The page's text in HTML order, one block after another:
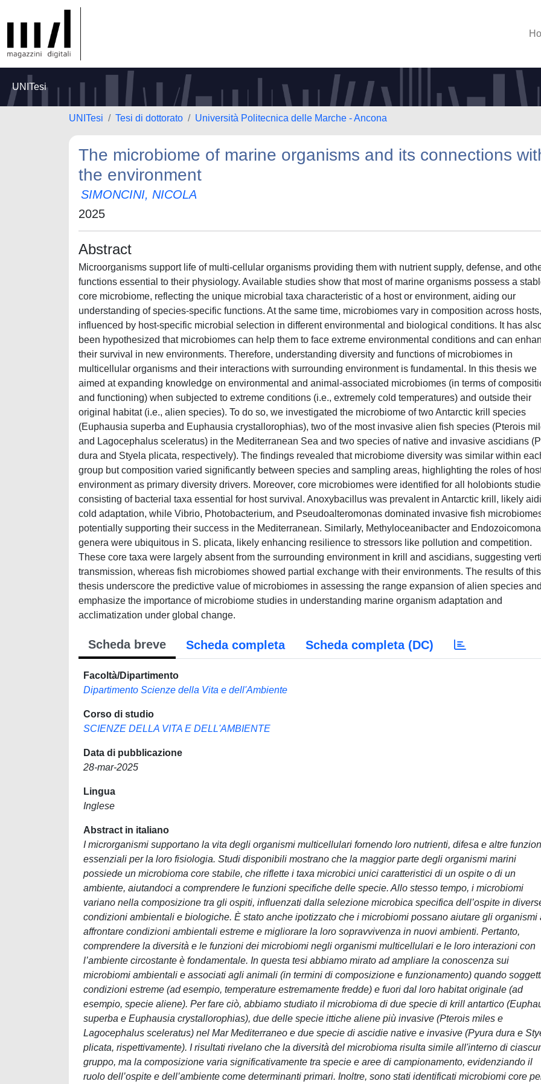
UNITesi
UNITesi Tesi di dottorato Università Politecnica delle Marche - Ancona
The microbiome of marine organisms and its connections
the environment
SIMONCINI, NICOLA
2025
Abstract
Microorganisms support life of multi-cellular organisms providing them with nutrient supply, defense, and
functions essential to their physiology. Available studies show that most of marine organisms possess a
core microbiome, reflecting the unique microbial taxa characteristic of a host or environment, aiding our
understanding of species-specific functions. At the same time, microbiomes vary in composition across hosts,
influenced by host-specific microbial selection in different environmental and biological conditions. It has
been hypothesized that microbiomes can help them to face extreme environmental conditions and can
their survival in new environments. Therefore, understanding diversity and functions of microbiomes in
multicellular organisms and their interactions with surrounding environment is fundamental. In this thesis we
aimed at expanding knowledge on environmental and animal-associated microbiomes (in terms of
and functioning) when subjected to extreme conditions (i.e., extremely cold temperatures) and outside their
original habitat (i.e., alien species). To do so, we investigated the microbiome of two Antarctic krill species
(Euphausia superba and Euphausia crystallorophias), two of the most invasive alien fish species (Pterois
and Lagocephalus sceleratus) in the Mediterranean Sea and two species of native and invasive ascidians
dura and Styela plicata, respectively). The findings revealed that microbiome diversity was similar within
group but composition varied significantly between species and sampling areas, highlighting the roles of
environment as primary diversity drivers. Moreover, core microbiomes were identified for all holobionts
consisting of bacterial taxa essential for host survival. Anoxybacillus was prevalent in Antarctic krill, likely
cold adaptation, while Vibrio, Photobacterium, and Pseudoalteromonas dominated invasive fish
potentially supporting their success in the Mediterranean. Similarly, Methyloceanibacter and
genera were ubiquitous in S. plicata, likely enhancing resilience to stressors like pollution and competition.
These core taxa were largely absent from the surrounding environment in krill and ascidians, suggesting
transmission, whereas fish microbiomes showed partial exchange with their environments. The results of this
thesis underscore the predictive value of microbiomes in assessing the range expansion of alien species and
emphasize the importance of microbiome studies in understanding marine organism adaptation and
acclimatization under global change.
Scheda breve Scheda completa Scheda completa (DC)
Facoltà/Dipartimento
Dipartimento Scienze della Vita e dell'Ambiente
Corso di studio
SCIENZE DELLA VITA E DELL'AMBIENTE
Data di pubblicazione
28-mar-2025
Lingua
Inglese
Abstract in italiano
I microrganismi supportano la vita degli organismi multicellulari fornendo loro nutrienti, difesa e altre
essenziali per la loro fisiologia. Studi disponibili mostrano che la maggior parte degli organismi marini
possiede un microbioma core stabile, che riflette i taxa microbici unici caratteristici di un ospite o di un
ambiente, aiutandoci a comprendere le funzioni specifiche delle specie. Allo stesso tempo, i microbiomi
variano nella composizione tra gli ospiti, influenzati dalla selezione microbica specifica dell’ospite in
condizioni ambientali e biologiche. È stato anche ipotizzato che i microbiomi possano aiutare gli organismi
affrontare condizioni ambientali estreme e migliorare la loro sopravvivenza in nuovi ambienti. Pertanto,
comprendere la diversità e le funzioni dei microbiomi negli organismi multicellulari e le loro interazioni con
l’ambiente circostante è fondamentale. In questa tesi abbiamo mirato ad ampliare la conoscenza sui
microbiomi ambientali e associati agli animali (in termini di composizione e funzionamento) quando
condizioni estreme (ad esempio, temperature estremamente fredde) e fuori dal loro habitat originale (ad
esempio, specie aliene). Per fare ciò, abbiamo studiato il microbioma di due specie di krill antartico
superba e Euphausia crystallorophias), due delle specie ittiche aliene più invasive (Pterois miles e
Lagocephalus sceleratus) nel Mar Mediterraneo e due specie di ascidie native e invasive (Pyura dura e
plicata, rispettivamente). I risultati rivelano che la diversità del microbioma risulta simile all'interno di
gruppo, ma la composizione varia significativamente tra specie e aree di campionamento, evidenziando il
ruolo dell’ospite e dell’ambiente come determinanti primari. Inoltre, sono stati identificati microbiomi core